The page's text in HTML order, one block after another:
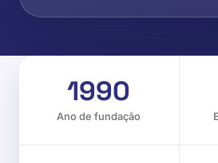
1990
Ano de fundação